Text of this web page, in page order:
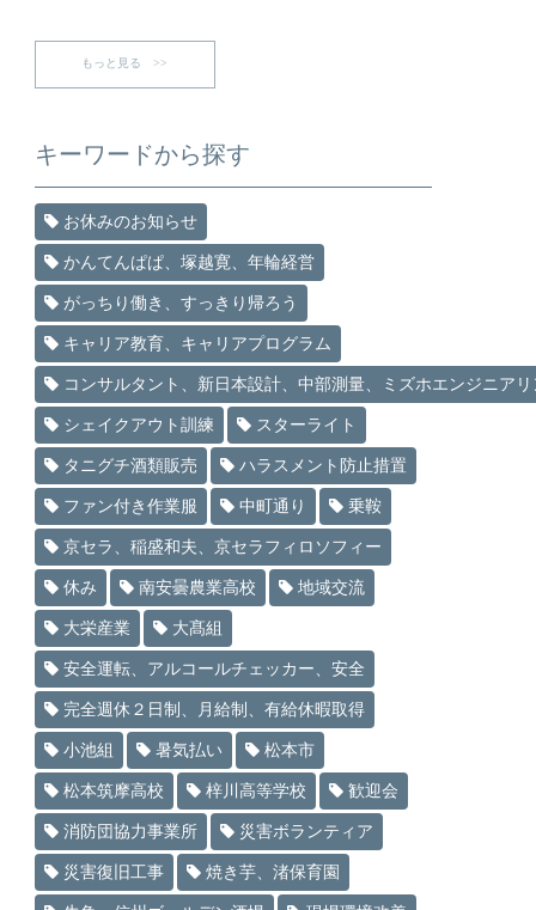
もっと見る >>
キーワードから探す
お休みのお知らせ
かんてんぱぱ、塚越寛、年輪経営
がっちり働き、すっきり帰ろう
キャリア教育、キャリアプログラム
コンサルタント、新日本設計、中部測量、ミズホエンジニアリ
シェイクアウト訓練 スターライト
タニグチ酒類販売 ハラスメント防止措置
ファン付き作業服 中町通り 乗鞍
京セラ、稲盛和夫、京セラフィロソフィー
休み 南安曇農業高校 地域交流
大栄産業 大髙組
安全運転、アルコールチェッカー、安全
完全週休２日制、月給制、有給休暇取得
小池組 暑気払い 松本市
松本筑摩高校 梓川高等学校 歓迎会
消防団協力事業所 災害ボランティア
災害復旧工事 焼き芋、渚保育園